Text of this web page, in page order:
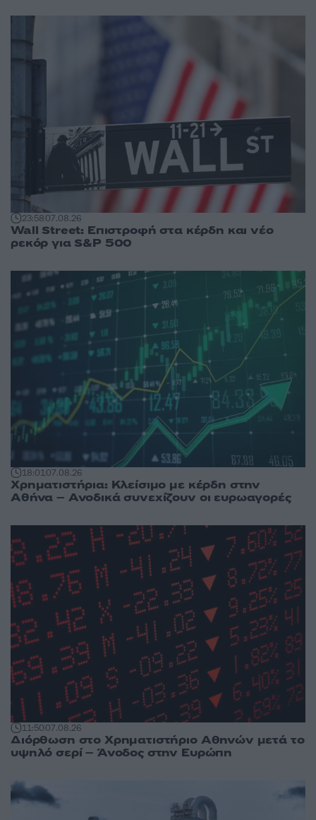
23:5807.08.26
Wall Street: Επιστροφή στα κέρδη και νέο
ρεκόρ για S&P 500
18:0107.08.26
Χρηματιστήρια: Κλείσιμο με κέρδη στην
Αθήνα – Ανοδικά συνεχίζουν οι ευρωαγορές
11:5007.08.26
Διόρθωση στο Χρηματιστήριο Αθηνών μετά το
υψηλό σερί – Άνοδος στην Ευρώπη